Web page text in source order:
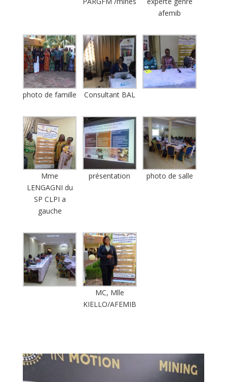
afemib
photo de famille Consultant BAL
Mme
LENGAGNI du
SP CLPI a
gauche
présentation photo de salle
MC, Mlle
KIELLO/AFEMIB